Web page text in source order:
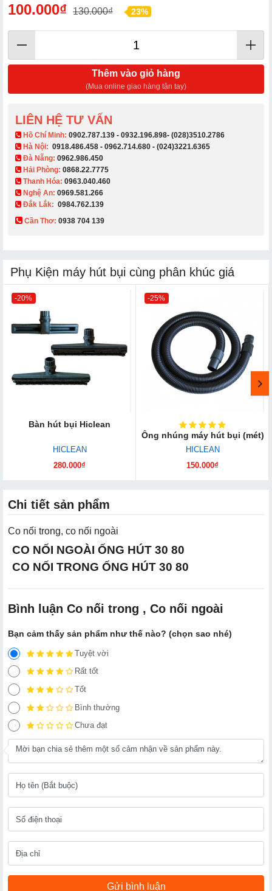
100.000₫ 130.000₫ 23%
Thêm vào giỏ hàng
(Mua online giao hàng tận tay)
LIÊN HỆ TƯ VẤN
​ Hồ Chí Minh: 0902.787.139 - 0932.196.898- (028)3510.2786
Hà Nội: 0918.486.458 - 0962.714.680 - (024)3221.6365
Đà Nẵng: 0962.986.450
Hải Phòng: 0868.22.7775
Thanh Hóa: 0963.040.460
Nghệ An: 0969.581.266
Đắk Lắk: 0984.762.139
Cần Thơ: 0938 704 139​
Phụ Kiện máy hút bụi cùng phân khúc giá
-20%
Bàn hút bụi Hiclean
HICLEAN
280.000₫
-25%
Ống nhúng máy hút bụi (mét)
HICLEAN
150.000₫
Chi tiết sản phẩm
Co nối trong, co nối ngoài
CO NỐI NGOÀI ỐNG HÚT 30 80
CO NỐI TRONG ỐNG HÚT 30 80
Bình luận Co nối trong , Co nối ngoài
Bạn cảm thấy sản phẩm như thế nào? (chọn sao nhé)
Tuyệt vời
Rất tốt
Tốt
Bình thường
Chưa đạt